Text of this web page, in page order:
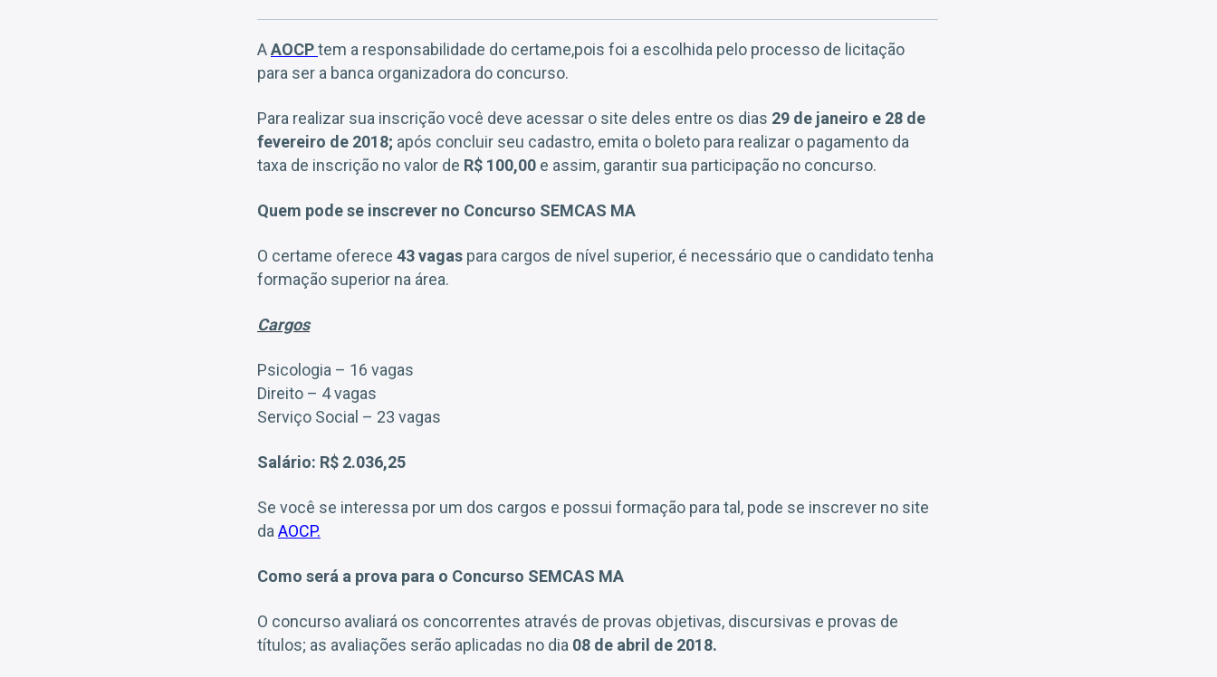
AAOCPtem a responsabilidade do certame,pois foi a escolhida pelo processo de licitação
para ser a banca organizadora do concurso.
Para realizar sua inscrição você deve acessar o site deles entre os dias 29 de janeiro e 28 de
fevereiro de 2018; após concluir seu cadastro, emita o boleto para realizar o pagamento da
taxa de inscrição no valor de R$ 100,00 e assim, garantir sua participação no concurso.
Quem pode se inscrever no Concurso SEMCAS MA
O certame oferece 43 vagas para cargos de nível superior, é necessário que o candidato tenha
formação superior na área.
Cargos
Psicologia – 16 vagas
Direito – 4 vagas
Serviço Social – 23 vagas
Salário: R$ 2.036,25
Se você se interessa por um dos cargos e possui formação para tal, pode se inscrever no site
da AOCP.
Como será a prova para o Concurso SEMCAS MA
O concurso avaliará os concorrentes através de provas objetivas, discursivas e provas de
títulos; as avaliações serão aplicadas no dia 08 de abril de 2018.